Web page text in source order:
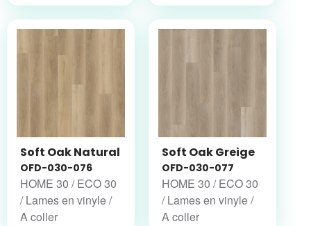
Soft Oak Natural
OFD-030-076
HOME 30 / ECO 30
/ Lames en vinyle /
A coller
Soft Oak Greige
OFD-030-077
HOME 30 / ECO 30
/ Lames en vinyle /
A coller